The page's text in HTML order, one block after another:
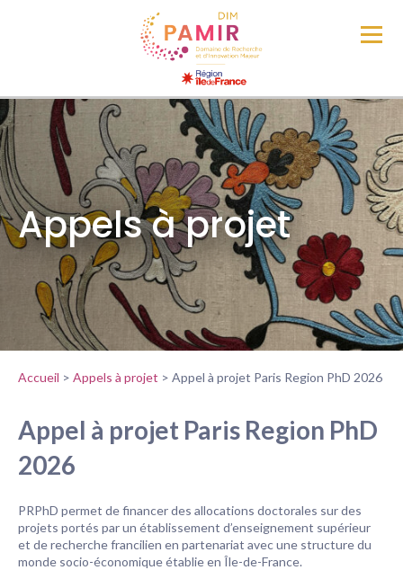
Appels à projet
Accueil > Appels à projet > Appel à projet Paris Region PhD 2026
Appel à projet Paris Region PhD
2026
PRPhD permet de financer des allocations doctorales sur des
projets portés par un établissement d’enseignement supérieur
et de recherche francilien en partenariat avec une structure du
monde socio-économique établie en Île-de-France.